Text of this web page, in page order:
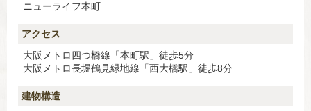
ニューライフ本町
アクセス
大阪メトロ四つ橋線「本町駅」徒歩5分
大阪メトロ長堀鶴見緑地線「西大橋駅」徒歩8分
建物構造